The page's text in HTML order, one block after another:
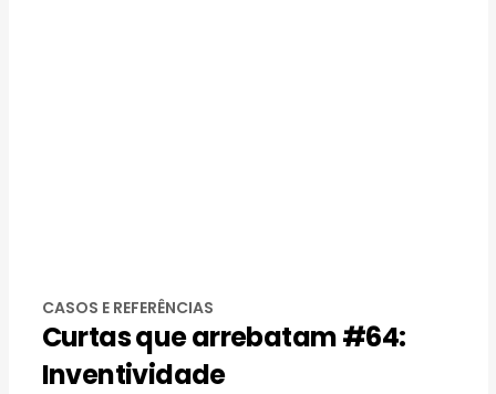
CASOS E REFERÊNCIAS
Curtas que arrebatam #64:
Inventividade